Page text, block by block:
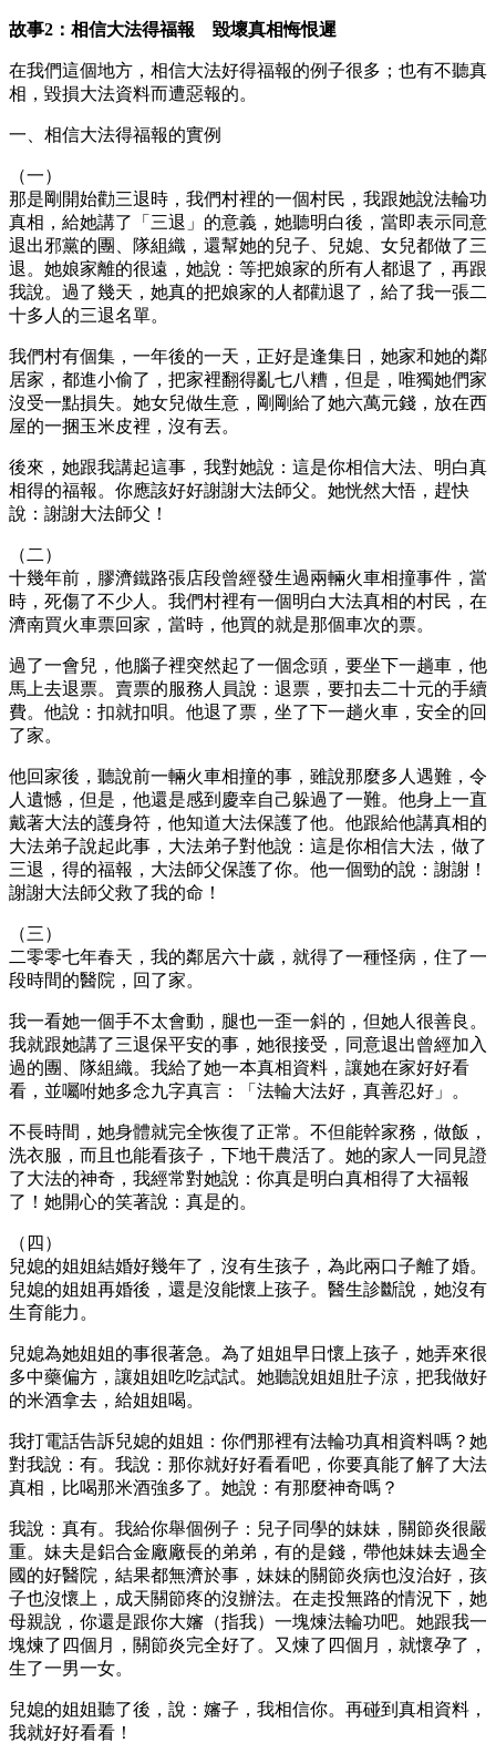
故事2：相信大法得福報 毀壞真相悔恨遲
在我們這個地方，相信大法好得福報的例子很多；也有不聽真
相，毀損大法資料而遭惡報的。
一、相信大法得福報的實例
（一）
那是剛開始勸三退時，我們村裡的一個村民，我跟她說法輪功
真相，給她講了「三退」的意義，她聽明白後，當即表示同意
退出邪黨的團、隊組織，還幫她的兒子、兒媳、女兒都做了三
退。她娘家離的很遠，她說：等把娘家的所有人都退了，再跟
我說。過了幾天，她真的把娘家的人都勸退了，給了我一張二
十多人的三退名單。
我們村有個集，一年後的一天，正好是逢集日，她家和她的鄰
居家，都進小偷了，把家裡翻得亂七八糟，但是，唯獨她們家
沒受一點損失。她女兒做生意，剛剛給了她六萬元錢，放在西
屋的一捆玉米皮裡，沒有丟。
後來，她跟我講起這事，我對她說：這是你相信大法、明白真
相得的福報。你應該好好謝謝大法師父。她恍然大悟，趕快
說：謝謝大法師父！
（二）
十幾年前，膠濟鐵路張店段曾經發生過兩輛火車相撞事件，當
時，死傷了不少人。我們村裡有一個明白大法真相的村民，在
濟南買火車票回家，當時，他買的就是那個車次的票。
過了一會兒，他腦子裡突然起了一個念頭，要坐下一趟車，他
馬上去退票。賣票的服務人員說：退票，要扣去二十元的手續
費。他說：扣就扣唄。他退了票，坐了下一趟火車，安全的回
了家。
他回家後，聽說前一輛火車相撞的事，雖說那麼多人遇難，令
人遺憾，但是，他還是感到慶幸自己躲過了一難。他身上一直
戴著大法的護身符，他知道大法保護了他。他跟給他講真相的
大法弟子說起此事，大法弟子對他說：這是你相信大法，做了
三退，得的福報，大法師父保護了你。他一個勁的說：謝謝！
謝謝大法師父救了我的命！
（三）
二零零七年春天，我的鄰居六十歲，就得了一種怪病，住了一
段時間的醫院，回了家。
我一看她一個手不太會動，腿也一歪一斜的，但她人很善良。
我就跟她講了三退保平安的事，她很接受，同意退出曾經加入
過的團、隊組織。我給了她一本真相資料，讓她在家好好看
看，並囑咐她多念九字真言：「法輪大法好，真善忍好」。
不長時間，她身體就完全恢復了正常。不但能幹家務，做飯，
洗衣服，而且也能看孩子，下地干農活了。她的家人一同見證
了大法的神奇，我經常對她說：你真是明白真相得了大福報
了！她開心的笑著說：真是的。
（四）
兒媳的姐姐結婚好幾年了，沒有生孩子，為此兩口子離了婚。
兒媳的姐姐再婚後，還是沒能懷上孩子。醫生診斷說，她沒有
生育能力。
兒媳為她姐姐的事很著急。為了姐姐早日懷上孩子，她弄來很
多中藥偏方，讓姐姐吃吃試試。她聽說姐姐肚子涼，把我做好
的米酒拿去，給姐姐喝。
我打電話告訴兒媳的姐姐：你們那裡有法輪功真相資料嗎？她
對我說：有。我說：那你就好好看看吧，你要真能了解了大法
真相，比喝那米酒強多了。她說：有那麼神奇嗎？
我說：真有。我給你舉個例子：兒子同學的妹妹，關節炎很嚴
重。妹夫是鋁合金廠廠長的弟弟，有的是錢，帶他妹妹去過全
國的好醫院，結果都無濟於事，妹妹的關節炎病也沒治好，孩
子也沒懷上，成天關節疼的沒辦法。在走投無路的情況下，她
母親說，你還是跟你大嬸（指我）一塊煉法輪功吧。她跟我一
塊煉了四個月，關節炎完全好了。又煉了四個月，就懷孕了，
生了一男一女。
兒媳的姐姐聽了後，說：嬸子，我相信你。再碰到真相資料，
我就好好看看！